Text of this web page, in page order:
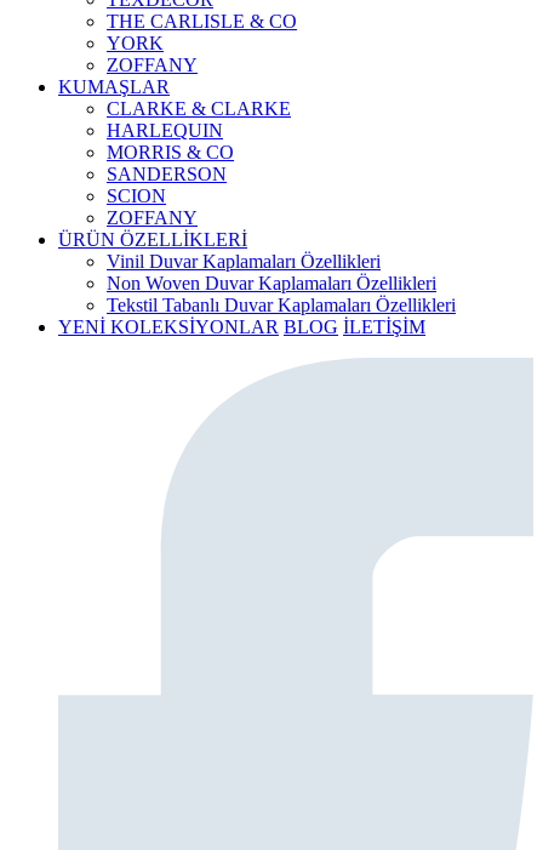
THE CARLISLE & CO
YORK
ZOFFANY
KUMAŞLAR
CLARKE & CLARKE
HARLEQUIN
MORRIS & CO
SANDERSON
SCION
ZOFFANY
ÜRÜN ÖZELLİKLERİ
Vinil Duvar Kaplamaları Özellikleri
Non Woven Duvar Kaplamaları Özellikleri
Tekstil Tabanlı Duvar Kaplamaları Özellikleri
YENİ KOLEKSİYONLAR BLOG İLETİŞİM